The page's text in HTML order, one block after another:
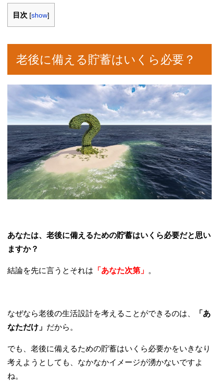
目次 [show]
老後に備える貯蓄はいくら必要？
あなたは、老後に備えるための貯蓄はいくら必要だと思い
ますか？
結論を先に言うとそれは 「あなた次第」 。
なぜなら老後の生活設計を考えることができるのは、
「あ
なただけ」 だから。
でも、老後に備えるための貯蓄はいくら必要かをいきなり
考えようとしても、なかなかイメージが湧かないですよ
ね。